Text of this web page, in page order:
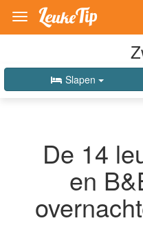
Toggle
navigation
Slapen
De 14
en